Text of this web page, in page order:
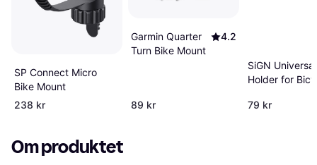
SP Connect Micro
Bike Mount
238 kr
Garmin Quarter
Turn Bike Mount
4.2
89 kr
SiGN
Holder for
79 kr
Om produktet